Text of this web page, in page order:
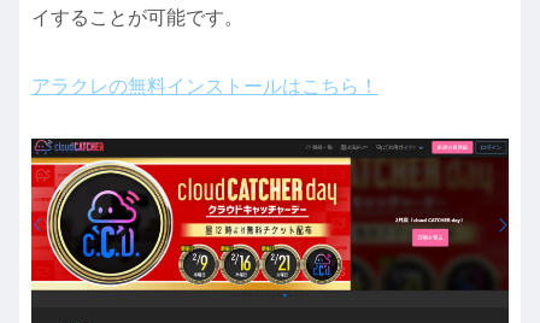
イすることが可能です。
アラクレの無料インストールはこちら！